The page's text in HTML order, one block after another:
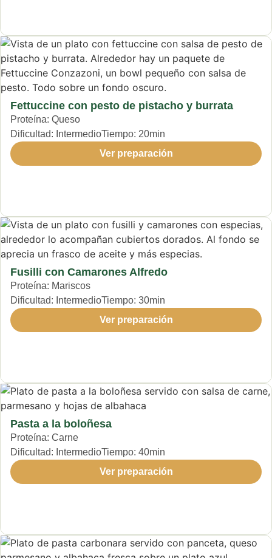
Fettuccine con pesto de pistacho y burrata
Proteína: Queso
Dificultad: IntermedioTiempo: 20min
Ver preparación
Fusilli con Camarones Alfredo
Proteína: Mariscos
Dificultad: IntermedioTiempo: 30min
Ver preparación
Pasta a la boloñesa
Proteína: Carne
Dificultad: IntermedioTiempo: 40min
Ver preparación